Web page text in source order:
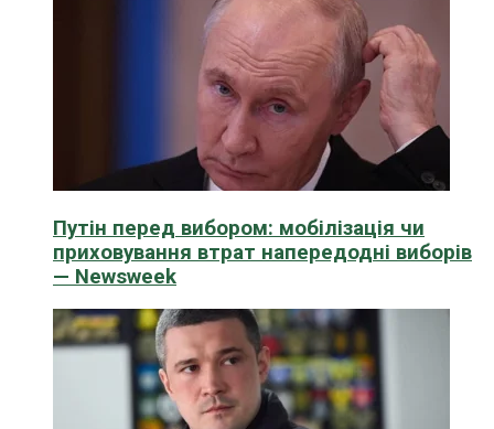
Путін перед вибором: мобілізація чи
приховування втрат напередодні виборів
— Newsweek